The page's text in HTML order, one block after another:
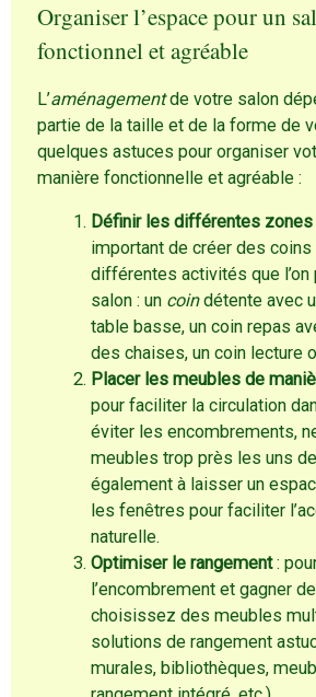
Organiser l’espace pour un
fonctionnel et agréable
L’aménagementde votre salon
partie de la taille et de la forme de
quelques astuces pour organiser
manière fonctionnelle et agréable :
Définir les différentes zones
important de créer des
différentes activités que l’on
salon : un coindétente avec
table basse, un coin repas
des chaises, un coin lecture
Placer les meubles de
pour faciliter la circulation
éviter les encombrements,
meubles trop près les uns
également à laisser un
les fenêtres pour faciliter
naturelle.
Optimiser le rangement:
l’encombrement et gagner
choisissez des meubles
solutions de rangement
murales, bibliothèques,